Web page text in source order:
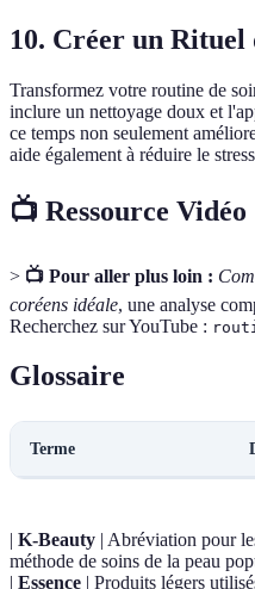
10. Créer un Rituel
Transformez votre routine de
inclure un nettoyage doux et
ce temps non seulement
aide également à réduire le
📺 Ressource Vidéo
> 📺 Pour aller plus loin :
coréens idéale, une analyse
Recherchez sur YouTube :
Glossaire
Terme
| K-Beauty | Abréviation pour
méthode de soins de la peau
| Essence | Produits légers